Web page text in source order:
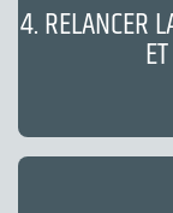
4. RELANCER